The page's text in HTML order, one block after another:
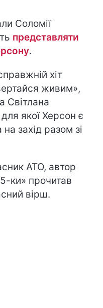
Соломії
представляти
.
хіт
живим»,
Світлана
якої Херсон є
захід разом зі
АТО, автор
ки» прочитав
вірш.